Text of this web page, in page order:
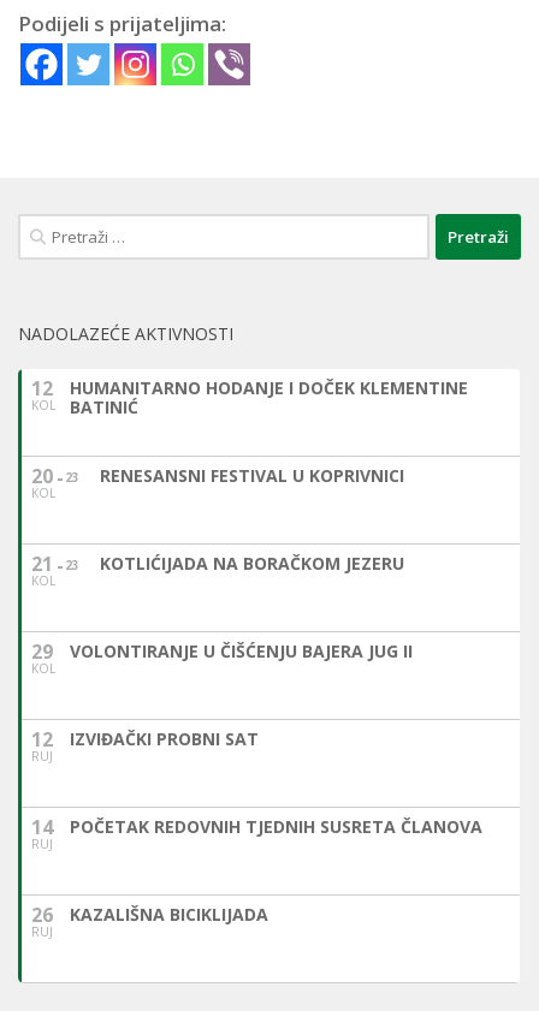
Podijeli s prijateljima:
Pretraži:
NADOLAZEĆE AKTIVNOSTI
12
KOL
HUMANITARNO HODANJE I DOČEK KLEMENTINE
BATINIĆ
20
KOL
23 RENESANSNI FESTIVAL U KOPRIVNICI
21
KOL
23 KOTLIĆIJADA NA BORAČKOM JEZERU
29
KOL
VOLONTIRANJE U ČIŠĆENJU BAJERA JUG II
12
RUJ
IZVIĐAČKI PROBNI SAT
14
RUJ
POČETAK REDOVNIH TJEDNIH SUSRETA ČLANOVA
26
RUJ
KAZALIŠNA BICIKLIJADA